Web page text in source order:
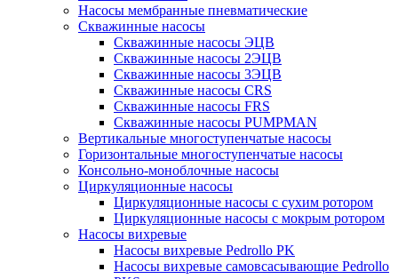
Насосы мембранные пневматические
Скважинные насосы
Скважинные насосы ЭЦВ
Скважинные насосы 2ЭЦВ
Скважинные насосы 3ЭЦВ
Скважинные насосы CRS
Скважинные насосы FRS
Скважинные насосы PUMPMAN
Вертикальные многоступенчатые насосы
Горизонтальные многоступенчатые насосы
Консольно-моноблочные насосы
Циркуляционные насосы
Циркуляционные насосы с сухим ротором
Циркуляционные насосы с мокрым ротором
Насосы вихревые
Насосы вихревые Pedrollo PK
Насосы вихревые самовсасывающие Pedrollo